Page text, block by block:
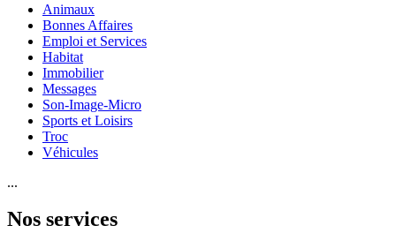
Animaux
Bonnes Affaires
Emploi et Services
Habitat
Immobilier
Messages
Son-Image-Micro
Sports et Loisirs
Troc
Véhicules
...
Nos services